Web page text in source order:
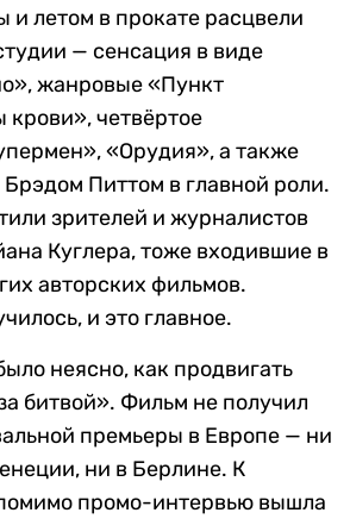
и летом в прокате расцвели
— сенсация в виде
жанровые «Пункт
крови», четвёртое
«Орудия», а также
Брэдом Питтом в главной роли.
зрителей и журналистов
Куглера, тоже входившие в
авторских фильмов.
и это главное.
неясно, как продвигать
битвой». Фильм не получил
премьеры в Европе — ни
ни в Берлине. К
промо-интервью вышла